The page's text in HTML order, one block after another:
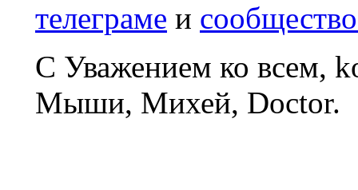
телеграме и
С Уважением ко всем,
Мыши, Михей, Doctor.